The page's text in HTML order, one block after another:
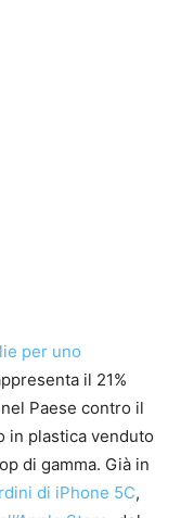
per uno
il 21%
Paese contro il
in plastica venduto
di gamma. Già in
di iPhone 5C,